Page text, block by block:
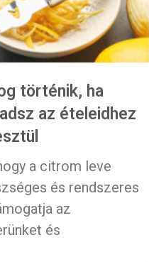
történik, ha
az ételeidhez
a citrom leve
és rendszeres
az
és